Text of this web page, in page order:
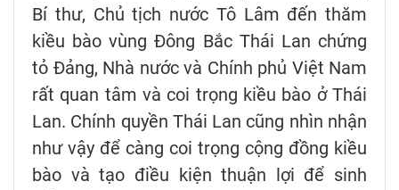
Bí thư, Chủ tịch nước Tô Lâm đến thăm
kiều bào vùng Đông Bắc Thái Lan chứng
tỏ Đảng, Nhà nước và Chính phủ Việt Nam
rất quan tâm và coi trọng kiều bào ở Thái
Lan. Chính quyền Thái Lan cũng nhìn nhận
như vậy để càng coi trọng cộng đồng kiều
bào và tạo điều kiện thuận lợi để sinh